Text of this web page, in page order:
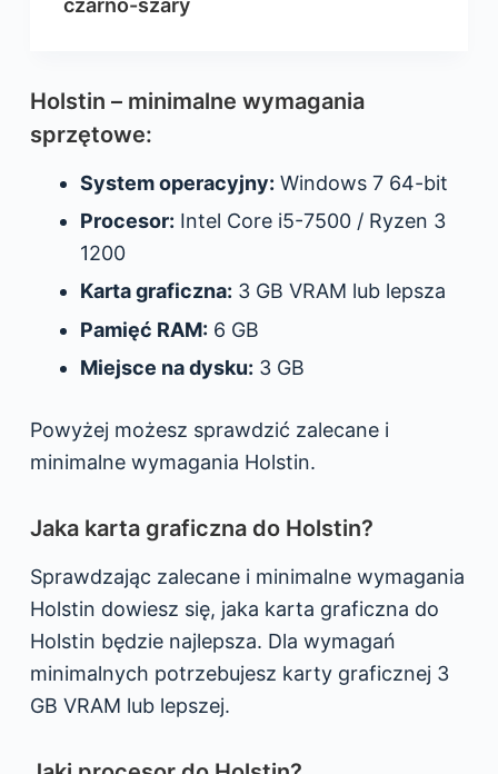
Holstin – minimalne wymagania
sprzętowe:
System operacyjny: Windows 7 64-bit
Procesor: Intel Core i5-7500 / Ryzen 3
1200
Karta graficzna: 3 GB VRAM lub lepsza
Pamięć RAM: 6 GB
Miejsce na dysku: 3 GB
Powyżej możesz sprawdzić zalecane i
minimalne wymagania Holstin.
Jaka karta graficzna do Holstin?
Sprawdzając zalecane i minimalne wymagania
Holstin dowiesz się, jaka karta graficzna do
Holstin będzie najlepsza. Dla wymagań
minimalnych potrzebujesz karty graficznej 3
GB VRAM lub lepszej.